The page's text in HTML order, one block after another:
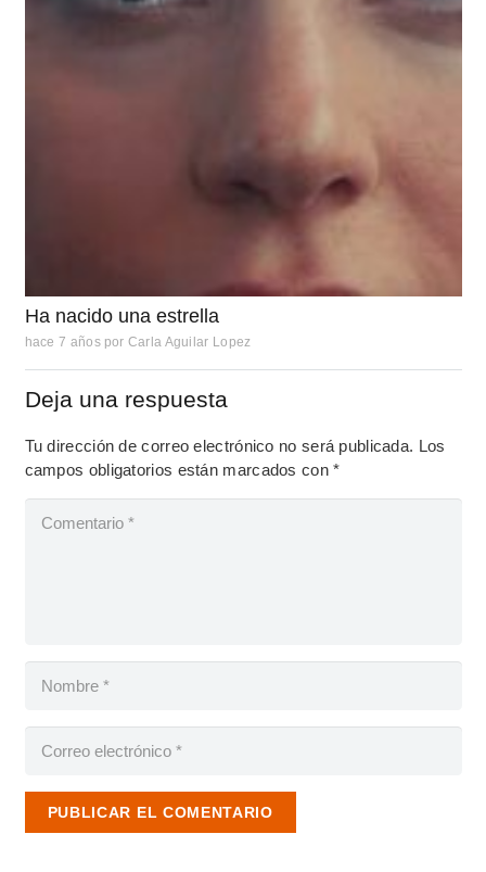
Ha nacido una estrella
hace 7 años por Carla Aguilar Lopez
Deja una respuesta
Tu dirección de correo electrónico no será publicada. Los
campos obligatorios están marcados con*
PUBLICAR EL COMENTARIO